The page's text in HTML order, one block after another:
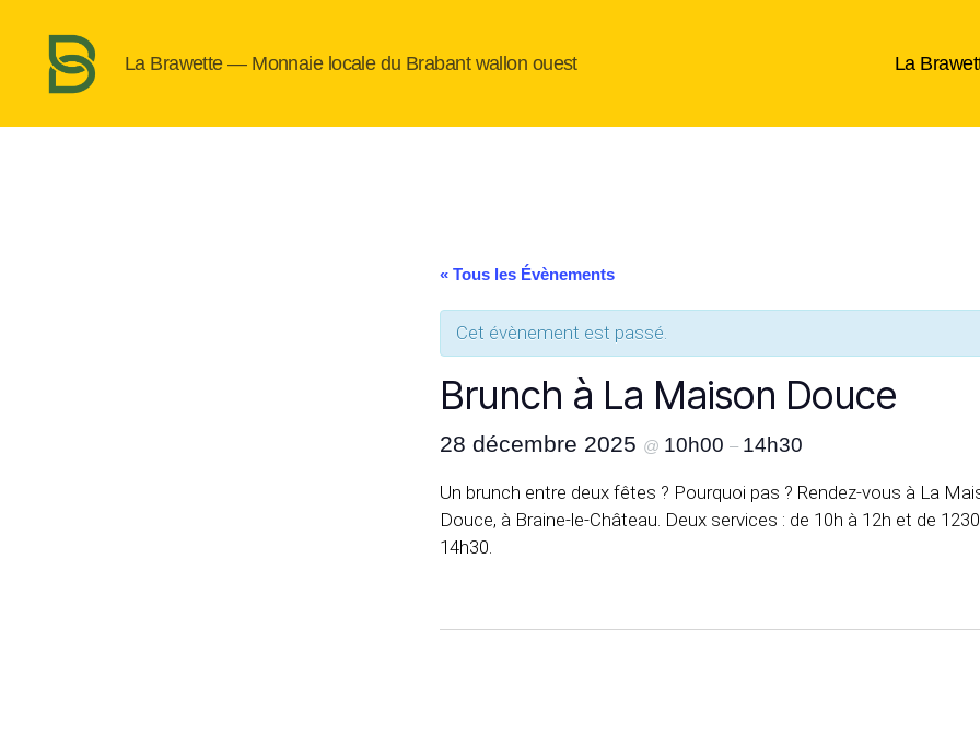
Brawette
La Brawette — Monnaie locale du Brabant wallon ouest La
« Tous les Évènements
Cet évènement est passé.
Brunch à La Maison Douce
28 décembre 2025 @ 10h00 – 14h30
Un brunch entre deux fêtes ? Pourquoi pas ? Rendez-vous à La
Douce, à Braine-le-Château. Deux services : de 10h à 12h et de
14h30.